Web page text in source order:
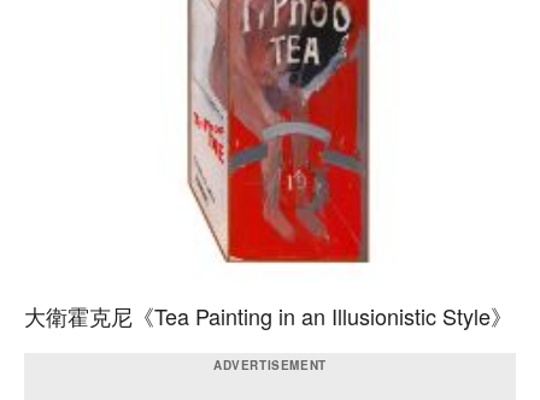
大衛霍克尼《Tea Painting in an Illusionistic Style》